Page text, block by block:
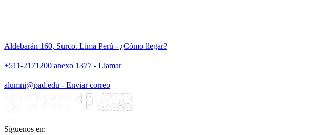
Aldebarán 160, Surco. Lima Perú - ¿Cómo llegar?
+511-2171200 anexo 1377 - Llamar
alumni@pad.edu - Enviar correo
Síguenos en: